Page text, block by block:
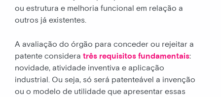
ou estrutura e melhoria funcional em relação a
outros já existentes.
A avaliação do órgão para conceder ou rejeitar a
patente considera três requisitos fundamentais:
novidade, atividade inventiva e aplicação
industrial. Ou seja, só será patenteável a invenção
ou o modelo de utilidade que apresentar essas